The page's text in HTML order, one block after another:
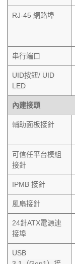
RJ-45 網路埠
串行端口
UID按鈕/ UID
LED
內建接頭
輔助面板接針
可信任平台模組
接針
IPMB 接針
風扇接針
24針ATX電源連
接埠
USB